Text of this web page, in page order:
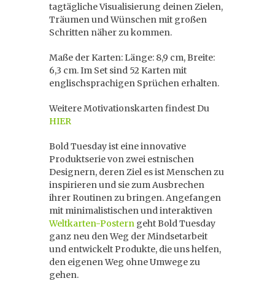
tagtägliche Visualisierung deinen Zielen,
Träumen und Wünschen mit großen
Schritten näher zu kommen.
Maße der Karten: Länge: 8,9 cm, Breite:
6,3 cm. Im Set sind 52 Karten mit
englischsprachigen Sprüchen erhalten.
Weitere Motivationskarten findest Du
HIER
Bold Tuesday ist eine innovative
Produktserie von zwei estnischen
Designern, deren Ziel es ist Menschen zu
inspirieren und sie zum Ausbrechen
ihrer Routinen zu bringen. Angefangen
mit minimalistischen und interaktiven
Weltkarten-Postern geht Bold Tuesday
ganz neu den Weg der Mindsetarbeit
und entwickelt Produkte, die uns helfen,
den eigenen Weg ohne Umwege zu
gehen.